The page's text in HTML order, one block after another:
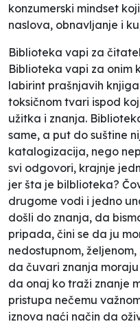
konzumerski mindset
naslova, obnavljanje i
Biblioteka vapi za
Biblioteka vapi za onim
labirint prašnjavih
toksičnom tvari ispod
užitka i znanja.
same, a put do suštine
katalogizacija, nego
svi odgovori, krajnje
jer šta je bilblioteka?
drugome vodi i jedno
došli do znanja, da
pripada, čini se da ju
nedostupnom, željenom,
da čuvari znanja moraju
da onaj ko traži znanje
pristupa nečemu
iznova naći način da